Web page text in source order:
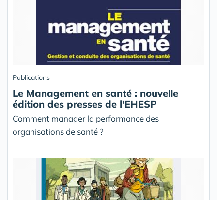
Publications
Le Management en santé : nouvelle
édition des presses de l'EHESP
Comment manager la performance des
organisations de santé ?